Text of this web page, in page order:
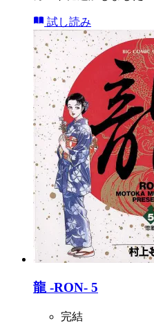
試し読み
龍 -RON- 5
完結